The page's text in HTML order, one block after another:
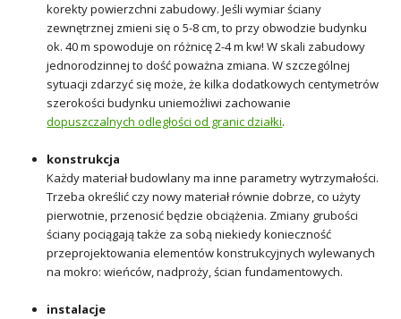
korekty powierzchni zabudowy. Jeśli wymiar ściany
zewnętrznej zmieni się o 5-8 cm, to przy obwodzie budynku
ok. 40 m spowoduje on różnicę 2-4 m kw! W skali zabudowy
jednorodzinnej to dość poważna zmiana. W szczególnej
sytuacji zdarzyć się może, że kilka dodatkowych centymetrów
szerokości budynku uniemożliwi zachowanie
dopuszczalnych odległości od granic działki.
konstrukcja
Każdy materiał budowlany ma inne parametry wytrzymałości.
Trzeba określić czy nowy materiał równie dobrze, co użyty
pierwotnie, przenosić będzie obciążenia. Zmiany grubości
ściany pociągają także za sobą niekiedy konieczność
przeprojektowania elementów konstrukcyjnych wylewanych
na mokro: wieńców, nadproży, ścian fundamentowych.
instalacje